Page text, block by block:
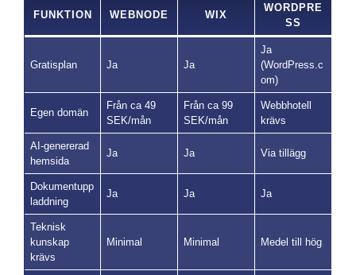
FUNKTION WEBNODE WIX
WORDPRE
SS
Gratisplan Ja Ja
Ja
(WordPress.c
om)
Egen domän
Från ca 49
SEK/mån
Från ca 99
SEK/mån
Webbhotell
krävs
AI-genererad
hemsida
Ja Ja Via tillägg
Dokumentupp
laddning
Ja Ja Ja
Teknisk
kunskap
krävs
Minimal Minimal Medel till hög